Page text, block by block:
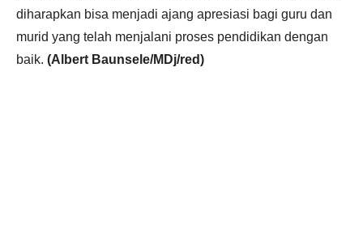
diharapkan bisa menjadi ajang apresiasi bagi guru dan
murid yang telah menjalani proses pendidikan dengan
baik. (Albert Baunsele/MDj/red)